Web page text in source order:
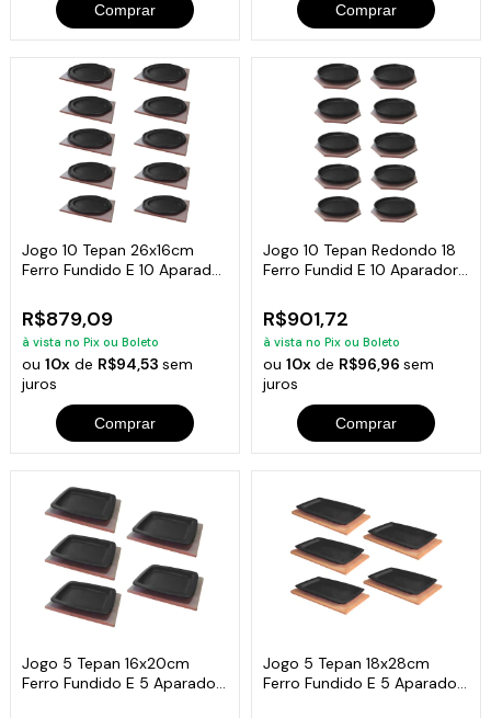
Comprar Comprar
Jogo 10 Tepan 26x16cm
Ferro Fundido E 10 Aparador
R$879,09
à vista no Pix ou Boleto
ou10x de R$94,53sem
juros
Comprar
Jogo 10 Tepan Redondo 18
Ferro Fundid E 10 Aparador
R$901,72
à vista no Pix ou Boleto
ou 10xde R$96,96 sem
juros
Comprar
Jogo 5 Tepan 16x20cm
Ferro Fundido E 5 Aparador
Jogo 5 Tepan 18x28cm
Ferro Fundido E 5 Aparador